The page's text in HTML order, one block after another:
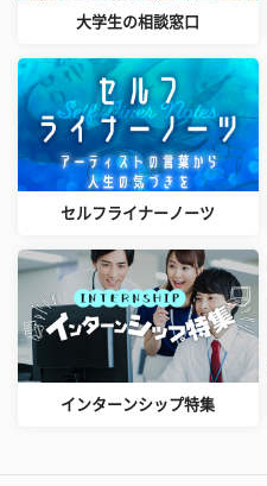
大学生の相談窓口
セルフライナーノーツ
インターンシップ特集